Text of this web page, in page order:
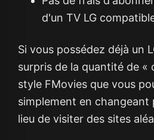
d'un TV LG
Si vous possédez déjà un
surpris de la quantité de «
style FMovies que vous
simplement en changeant
lieu de visiter des sites